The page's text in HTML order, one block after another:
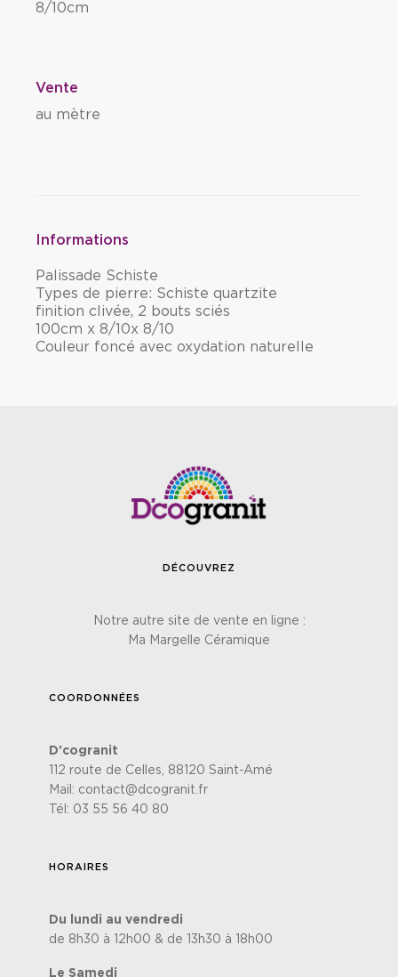
8/10cm
Vente
au mètre
Informations
Palissade Schiste
Types de pierre: Schiste quartzite
finition clivée, 2 bouts sciés
100cm x 8/10x 8/10
Couleur foncé avec oxydation naturelle
DÉCOUVREZ
Notre autre site de vente en ligne :
Ma Margelle Céramique
COORDONNÉES
D'cogranit
112 route de Celles, 88120 Saint-Amé
Mail: contact@dcogranit.fr
Tél: 03 55 56 40 80
HORAIRES
Du lundi au vendredi
de 8h30 à 12h00 & de 13h30 à 18h00
Le Samedi